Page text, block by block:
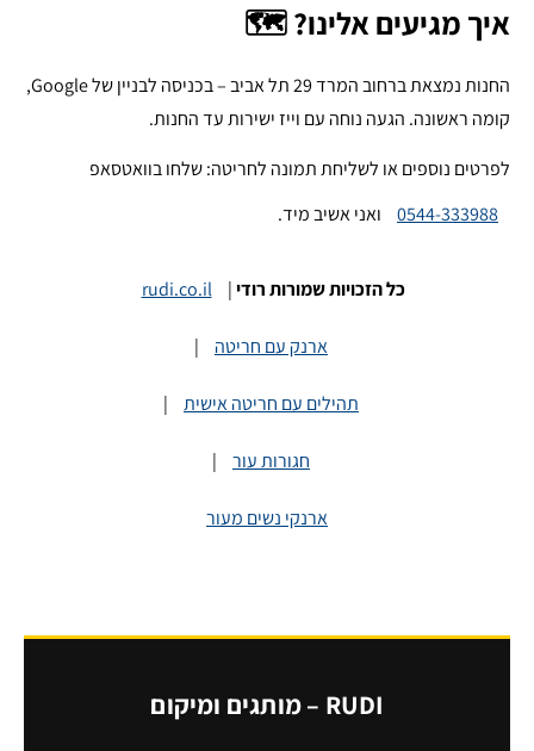
איך מגיעים אלינו? 🗺️
החנות נמצאת ברחוב המרד 29 תל אביב – בכניסה לבניין של Google,
קומה ראשונה. הגעה נוחה עם וייז ישירות עד החנות.
לפרטים נוספים או לשליחת תמונה לחריטה: שלחו בוואטסאפ
0544-333988
ואני אשיב מיד.
כל הזכויות שמורות רודי|
rudi.co.il
ארנק עם חריטה |
תהילים עם חריטה אישית |
חגורות עור |
ארנקי נשים מעור
RUDI – מותגים ומיקום